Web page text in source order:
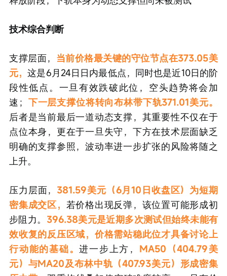
技术综合判断
支撑层面， 当前价格最关键的守位节点在373.05美
元，这是6月24日日内最低点，同时也是近10日的阶
段性低点。一旦有效跌破此位，空头趋势将会加
速； 下一层支撑位将转向布林带下轨371.01美元。
后者是当前最后一道动态支撑，其重要性不仅在于
点位本身，更在于一旦失守，下方在技术层面缺乏
明确的支撑参照，波动率进一步扩张的风险将随之
上升。
压力层面， 381.59美元（6月10日收盘区）为短期
密集成交区， 若价格出现反弹，该位置可能形成初
步阻力。 396.38美元是近期多次测试但始终未能有
效收复的反压区域，价格需站稳此位才具备讨论上
行动能的基础。进一步上方， MA50（404.79美
元）与MA20及布林中轨（407.93美元）形成密集